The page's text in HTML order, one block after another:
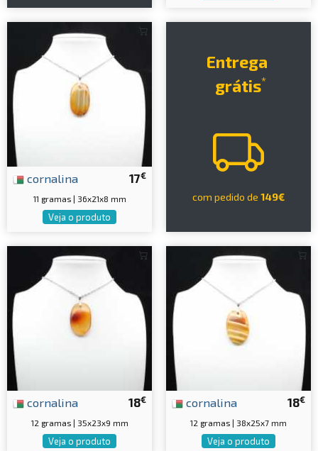
17€
cornalina
11 gramas | 36x21x8 mm
Veja o produto
Entrega
grátis*
com pedido de 149€
18€
cornalina
12 gramas | 35x23x9 mm
Veja o produto
18€
cornalina
12 gramas | 38x25x7 mm
Veja o produto